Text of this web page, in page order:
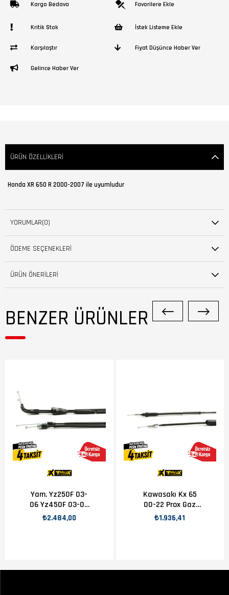
Kargo Bedava Favorilere Ekle
Kritik Stok İstek Listeme Ekle
Karşılaştır Fiyat Düşünce Haber Ver
Gelince Haber Ver
ÜRÜN ÖZELLIKLERI
Honda XR 650 R 2000-2007 ile uyumludur
YORUMLAR(0)
ÖDEME SEÇENEKLERI
ÜRÜN ÖNERILERI
BENZER ÜRÜNLER
Yam. Yz250F 03-
06 Yz450F 03-09
Prox Gaz Teli
₺2.484,00
Kawasakı Kx 65
00-22 Prox Gaz
Teli
₺1.936,41